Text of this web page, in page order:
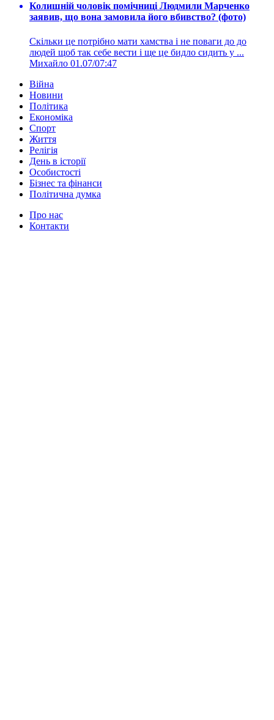
Колишній чоловік помічниці Людмили Марченко
заявив, що вона замовила його вбивство? (фото)
Скільки це потрібно мати хамства і не поваги до до
людей щоб так себе вести і ще це бидло сидить у ...
Михайло 01.07/07:47
Війна
Новини
Політика
Економіка
Спорт
Життя
Релігія
День в історії
Особистості
Бізнес та фінанси
Політична думка
Про нас
Контакти